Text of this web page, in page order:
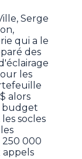
Serge
qui a le
des
les
alors
budget
socles
000
appels